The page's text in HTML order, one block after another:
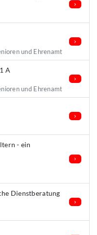
und Ehrenamt
A
und Ehrenamt
- ein
Dienstberatung